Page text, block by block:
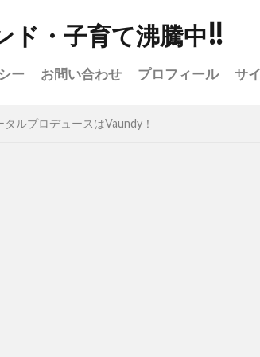
ド・子育て沸騰中!!
ー お問い合わせ プロフィール サ
ルプロデュースはVaundy！